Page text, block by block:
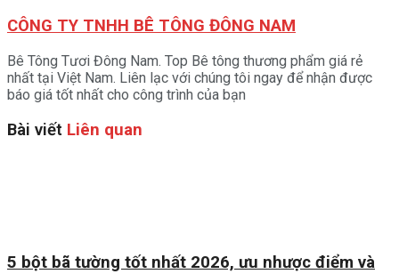
CÔNG TY TNHH BÊ TÔNG ĐÔNG NAM
Bê Tông Tươi Đông Nam. Top Bê tông thương phẩm giá rẻ
nhất tại Việt Nam. Liên lạc với chúng tôi ngay để nhận được
báo giá tốt nhất cho công trình của bạn
Bài viết Liên quan
5 bột bã tường tốt nhất 2026, ưu nhược điểm và